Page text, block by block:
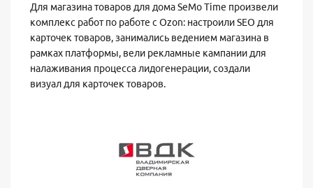
Для магазина товаров для дома SeMo Time произвели
комплекс работ по работе с Ozon: настроили SEO для
карточек товаров, занимались ведением магазина в
рамках платформы, вели рекламные кампании для
налаживания процесса лидогенерации, создали
визуал для карточек товаров.